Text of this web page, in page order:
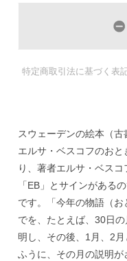
特定商取引法に基づく表
スウェーデンの絵本（古
エルサ・ベスコフのお
り、著者エルサ・ベス
「EB」とサインがある
です。「今年の物語（
でを、たとえば、30日
明し、その後、1月、2
ふうに、その月の説明が